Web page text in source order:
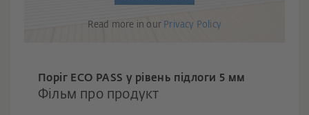
Read more in our Privacy Policy
Поріг ECO PASS у рівень підлоги 5 мм
Фільм про продукт